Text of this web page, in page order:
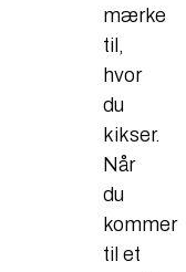
mærke
til,
hvor
du
kikser.
Når
du
kommer
til et